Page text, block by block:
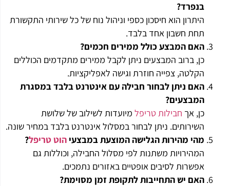
בנפרד?
היתרון הוא חיסכון כספי וניהול נוח של כל שירותי התקשורת
תחת חשבון אחד בלבד.
האם המבצע כולל ממירים חכמים?
כן, ברוב המבצעים ניתן לקבל ממירים מתקדמים הכוללים
הקלטה, צפייה חוזרת וגישה לאפליקציות.
האם ניתן לבחור חבילה עם אינטרנט בלבד במסגרת
המבצעים?
כן, אך חבילות טריפל מיועדות לשילוב של שלושת
השירותים. ניתן לבחור במסלול אינטרנט בלבד במחיר שונה.
מהי מהירות הגלישה המוצעת במבצעי הוט טריפל?
המהירויות משתנות לפי מסלול החבילה, וכוללות גם
אפשרות לסיבים אופטיים באזורים נתמכים.
האם יש התחייבות לתקופת זמן מסוימת?